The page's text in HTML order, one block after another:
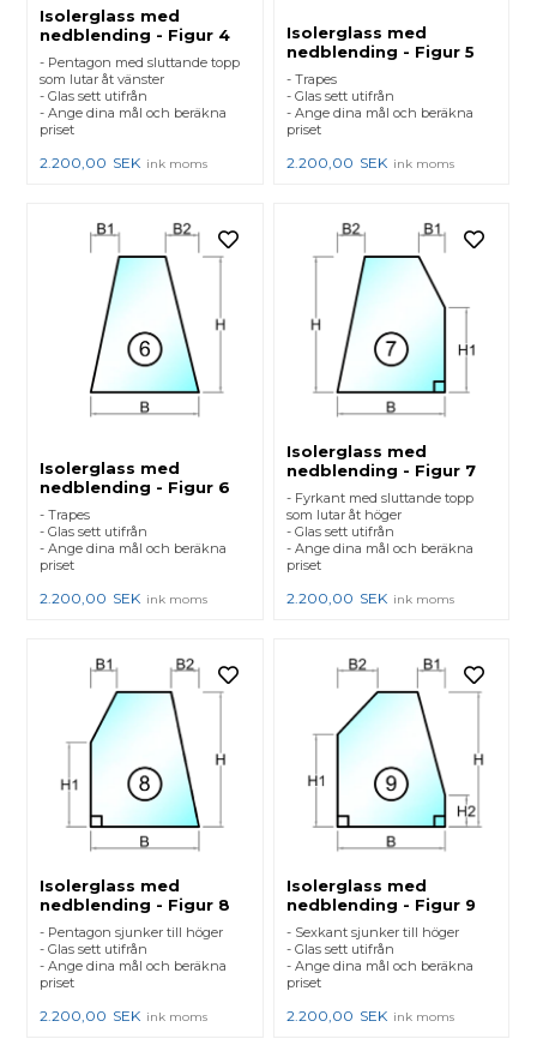
Isolerglass med
nedblending - Figur 4
- Pentagon med sluttande topp
som lutar åt vänster
- Glas sett utifrån
- Ange dina mål och beräkna
priset
2.200,00 SEK ink moms
Isolerglass med
nedblending - Figur 5
- Trapes
- Glas sett utifrån
- Ange dina mål och beräkna
priset
2.200,00 SEK ink moms
Isolerglass med
nedblending - Figur 6
- Trapes
- Glas sett utifrån
- Ange dina mål och beräkna
priset
2.200,00 SEK ink moms
Isolerglass med
nedblending - Figur 7
- Fyrkant med sluttande topp
som lutar åt höger
- Glas sett utifrån
- Ange dina mål och beräkna
priset
2.200,00 SEK ink moms
Isolerglass med
nedblending - Figur 8
- Pentagon sjunker till höger
- Glas sett utifrån
- Ange dina mål och beräkna
priset
2.200,00 SEK ink moms
Isolerglass med
nedblending - Figur 9
- Sexkant sjunker till höger
- Glas sett utifrån
- Ange dina mål och beräkna
priset
2.200,00 SEK ink moms